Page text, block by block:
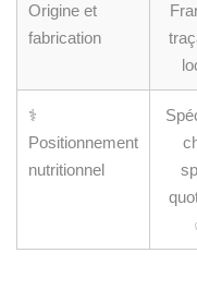
Origine et
fabrication
‍⚕️
Positionnement
nutritionnel